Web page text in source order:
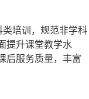
类培训，规范非学科
提升课堂教学水
后服务质量，丰富